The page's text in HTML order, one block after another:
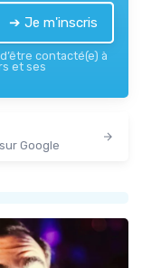
➔ Je m'inscris
contacté(e) à
et ses
Google